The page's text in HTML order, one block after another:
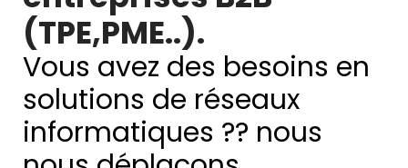
(TPE,PME..).
Vous avez des besoins en
solutions de réseaux
informatiques ?? nous